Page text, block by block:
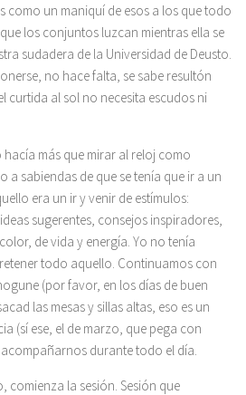
como un maniquí de esos a los que todo
los conjuntos luzcan mientras ella se
sudadera de la Universidad de Deusto.
no hace falta, se sabe resultón
curtida al sol no necesita escudos ni
hacía más que mirar al reloj como
a sabiendas de que se tenía que ir a un
era un ir y venir de estímulos:
sugerentes, consejos inspiradores,
de vida y energía. Yo no tenía
todo aquello. Continuamos con
(por favor, en los días de buen
las mesas y sillas altas, eso es un
(sí ese, el de marzo, que pega con
durante todo el día.
comienza la sesión. Sesión que